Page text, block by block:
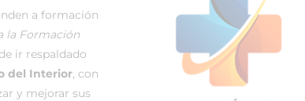
a formación
la Formación
ir respaldado
del Interior, con
y mejorar sus